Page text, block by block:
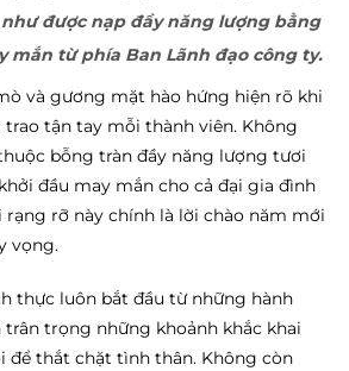
như được nạp đầy năng lượng bằng
mắn từ phía Ban Lãnh đạo công ty.
và gương mặt hào hứng hiện rõ khi
trao tận tay mỗi thành viên. Không
bỗng tràn đầy năng lượng tươi
đầu may mắn cho cả đại gia đình
rạng rỡ này chính là lời chào năm mới
vọng.
thực luôn bắt đầu từ những hành
trân trọng những khoảnh khắc khai
để thắt chặt tình thân. Không còn